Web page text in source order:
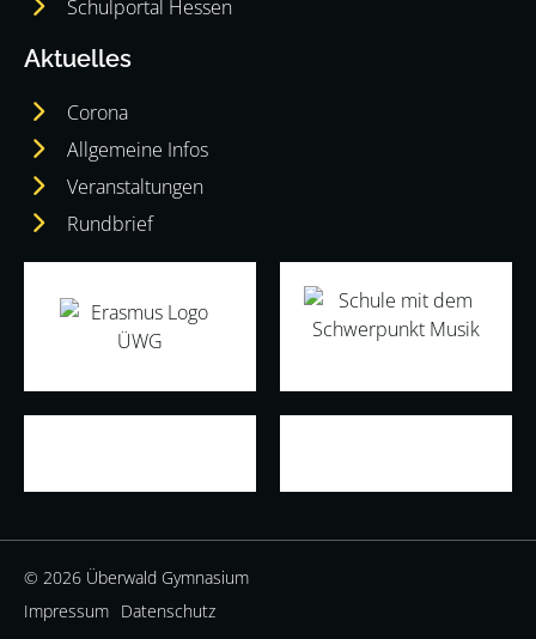
Schulportal Hessen
Aktuelles
Corona
Allgemeine Infos
Veranstaltungen
Rundbrief
© 2026 Überwald Gymnasium
Impressum Datenschutz